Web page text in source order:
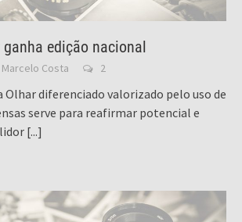
edição nacional
Marcelo Costa 2
Olhar diferenciado valorizado pelo uso de
serve para reafirmar potencial e
[...]